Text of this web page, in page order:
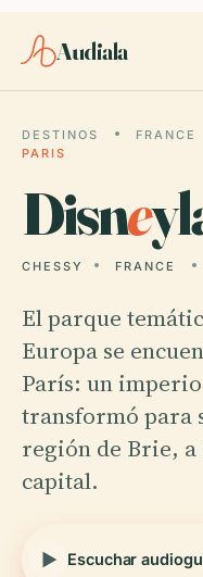
Audiala
DESTINOS FRANCE
PARIS
Disne
CHESSY FRANCE
El parque
Europa se
París: un
transformó para
región de Brie, a
capital.
Escuchar